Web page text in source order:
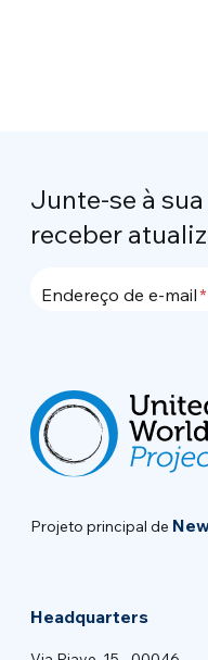
Junte-se à
receber
Endereço de e-mail
Projeto principal de
Headquarters